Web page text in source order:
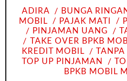
ADIRA BUNGA
MOBIL
PAJAK MATI
PINJAMAN UANG
TAKE OVER BPKB
KREDIT MOBIL
TOP UP PINJAMAN
BPKB MOBIL